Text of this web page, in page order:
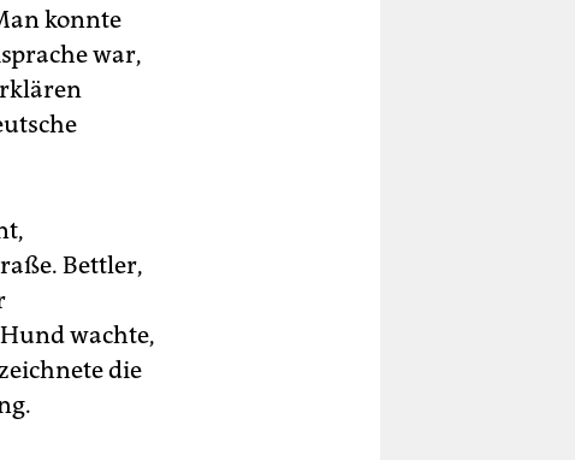
konnte
war,
Bettler,
wachte,
die